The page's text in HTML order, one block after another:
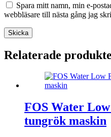
Spara mitt namn, min e-
webbläsare till nästa gång jag
Skicka
Relaterade
FOS Water
tungrök maskin